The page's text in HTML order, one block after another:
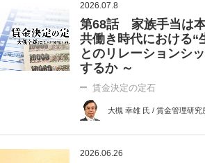
2026.07.8
第68話 家族手当は
共働き時代における“
とのリレーションシ
するか ～
賃金決定の定石
大槻 幸雄 氏 / 賃金管理研究
2026.06.26